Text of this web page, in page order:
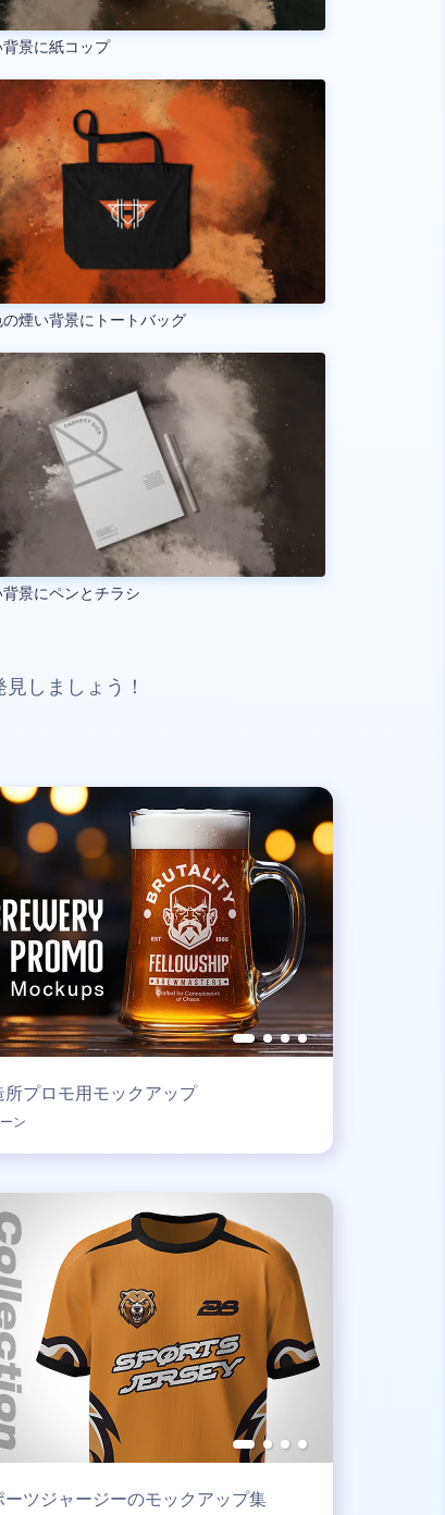
景に紙コップ
煙い背景にトートバッグ
景にペンとチラシ
しましょう！
所プロモ用モックアップ
ン
ーツジャージーのモックアップ集